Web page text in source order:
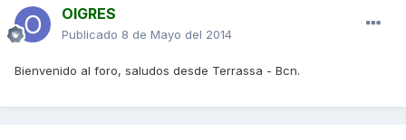
OIGRES
Publicado 8 de Mayo del 2014
Bienvenido al foro, saludos desde Terrassa - Bcn.